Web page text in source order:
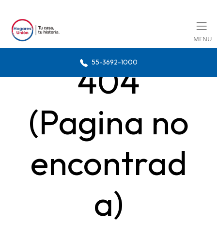
MENU
55-3692-1000
404
(Pagina no
encontrad
a)